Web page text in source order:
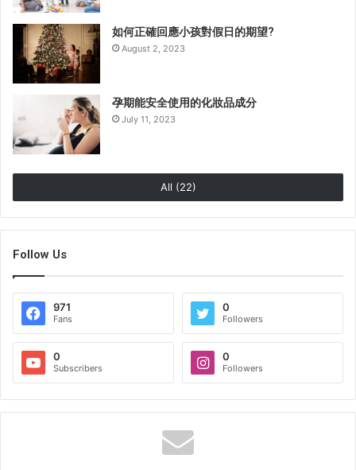
如何正確回應小孩對假日的期望?
August 2, 2023
孕期能安全使用的化妝品成分
July 11, 2023
All (22)
Follow Us
971
Fans
0
Followers
0
Subscribers
0
Followers